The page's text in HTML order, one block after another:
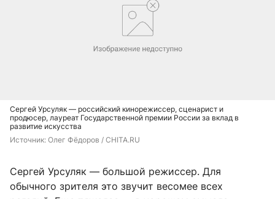
Сергей Урсуляк — российский кинорежиссер, сценарист и
продюсер, лауреат Государственной премии России за вклад в
развитие искусства
Источник: Олег Фёдоров / CHITA.RU
Сергей Урсуляк — большой режиссер. Для
обычного зрителя это звучит весомее всех